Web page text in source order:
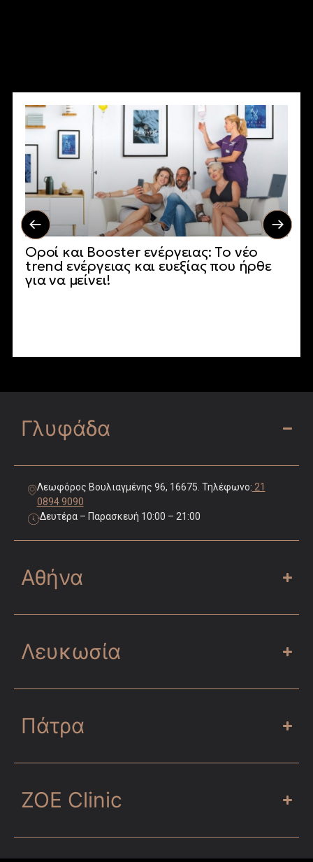
Οροί και Booster ενέργειας: Το νέο
trend ενέργειας και ευεξίας που ήρθε
για να μείνει!
Γλυφάδα
Λεωφόρος Βουλιαγμένης 96, 16675. Τηλέφωνο: 21
0894 9090
Δευτέρα – Παρασκευή 10:00 – 21:00
Αθήνα
Λευκωσία
Πάτρα
ZOE Clinic